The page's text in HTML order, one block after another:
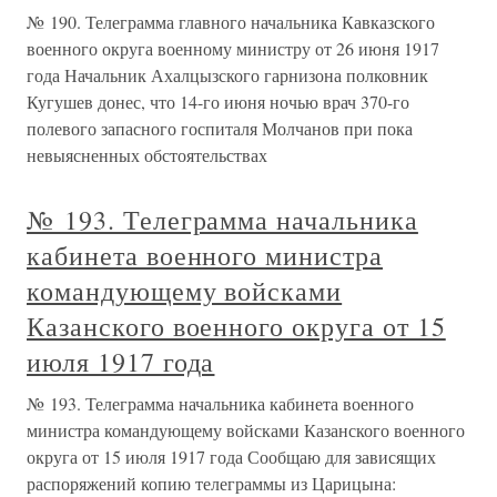
№ 190. Телеграмма главного начальника Кавказского
военного округа военному министру от 26 июня 1917
года Начальник Ахалцызского гарнизона полковник
Кугушев донес, что 14-го июня ночью врач 370-го
полевого запасного госпиталя Молчанов при пока
невыясненных обстоятельствах
№ 193. Телеграмма начальника
кабинета военного министра
командующему войсками
Казанского военного округа от 15
июля 1917 года
№ 193. Телеграмма начальника кабинета военного
министра командующему войсками Казанского военного
округа от 15 июля 1917 года Сообщаю для зависящих
распоряжений копию телеграммы из Царицына: